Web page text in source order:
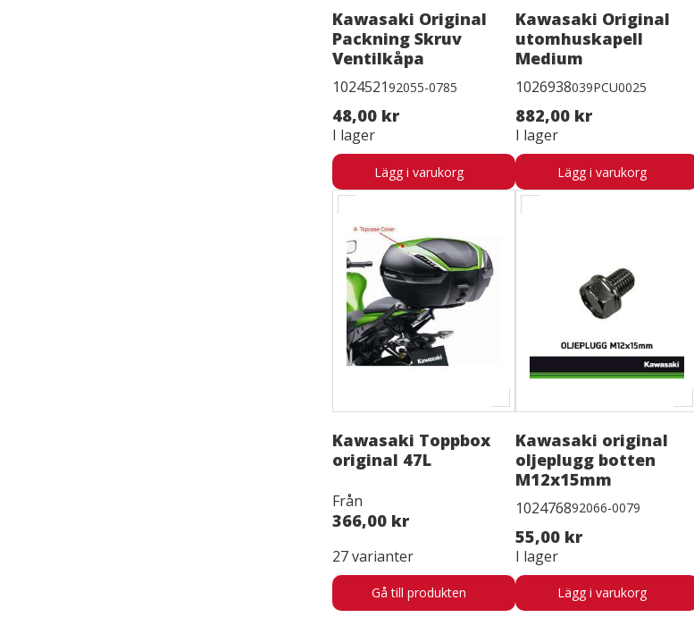
Kawasaki Original
Packning Skruv
Ventilkåpa
102452192055-0785
48,00 kr
I lager
Lägg i varukorg
Kawasaki Original
utomhuskapell
Medium
1026938039PCU0025
882,00 kr
I lager
Lägg i varukorg
Kawasaki Toppbox
original 47L
Från
366,00 kr
27 varianter
Gå till produkten
Kawasaki original
oljeplugg botten
M12x15mm
102476892066-0079
55,00 kr
I lager
Lägg i varukorg